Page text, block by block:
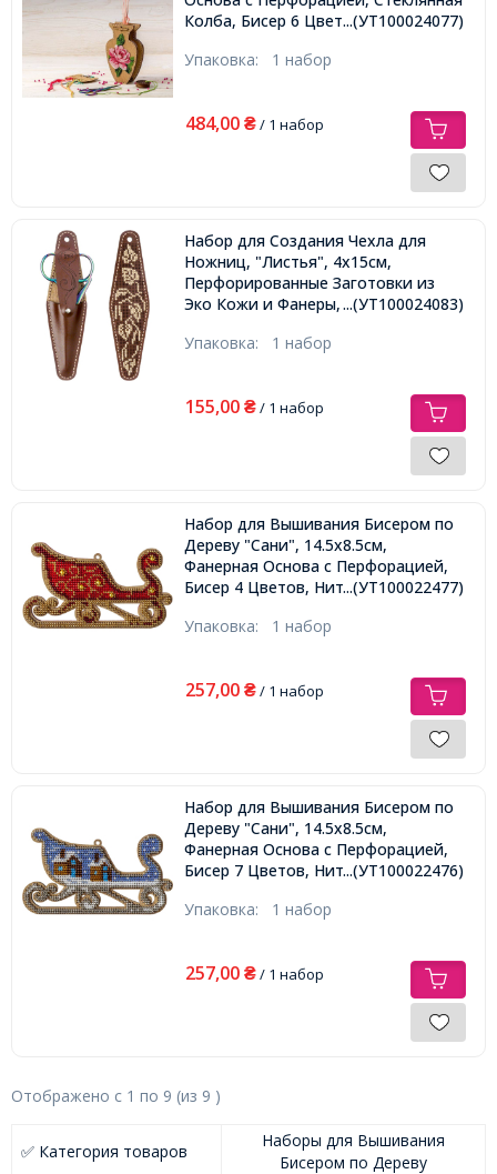
Колба, Бисер 6 Цветов, Нити, Иглы
...(УТ100024077)
Упаковка: 1 набор
484,00 ₴/ 1 набор
Набор для Создания Чехла для
Ножниц, "Листья", 4х15см,
Перфорированные Заготовки из
Эко Кожи и Фанеры, Игла, Мулине
...(УТ100024083)
Упаковка: 1 набор
155,00 ₴/ 1 набор
Набор для Вышивания Бисером по
Дереву "Сани", 14.5х8.5см,
Фанерная Основа с Перфорацией,
Бисер 4 Цветов, Нить, Иглы, Фетр.
...(УТ100022477)
Упаковка: 1 набор
257,00 ₴/ 1 набор
Набор для Вышивания Бисером по
Дереву "Сани", 14.5х8.5см,
Фанерная Основа с Перфорацией,
Бисер 7 Цветов, Нить, Иглы, Фетр.
...(УТ100022476)
Упаковка: 1 набор
257,00 ₴/ 1 набор
Отображено с 1 по 9 (из 9 )
✅ Категория товаров
Наборы для Вышивания
Бисером по Дереву